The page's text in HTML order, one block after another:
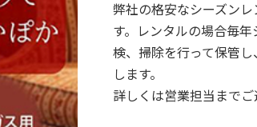
弊社の格安なシーズン
す。レンタルの場合毎
検、掃除を行って保管
します。
詳しくは営業担当まで